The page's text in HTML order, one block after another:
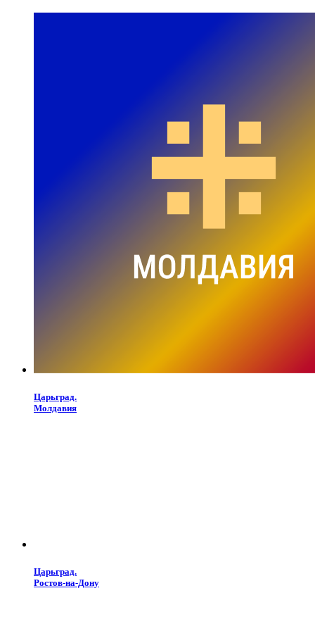
Царьград.
Молдавия
Царьград.
Ростов-на-Дону